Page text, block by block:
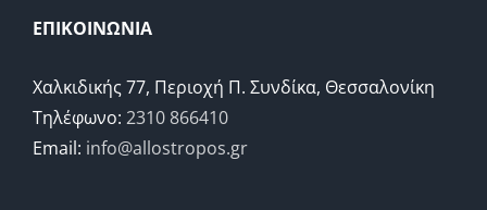
ΕΠΙΚΟΙΝΩΝΙΑ
Χαλκιδικής 77, Περιοχή Π. Συνδίκα, Θεσσαλονίκη
Τηλέφωνο: 2310 866410
Email: info@allostropos.gr